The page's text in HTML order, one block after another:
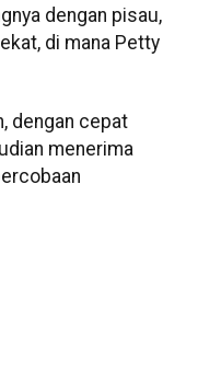
dengan pisau,
di mana Petty
dengan cepat
menerima